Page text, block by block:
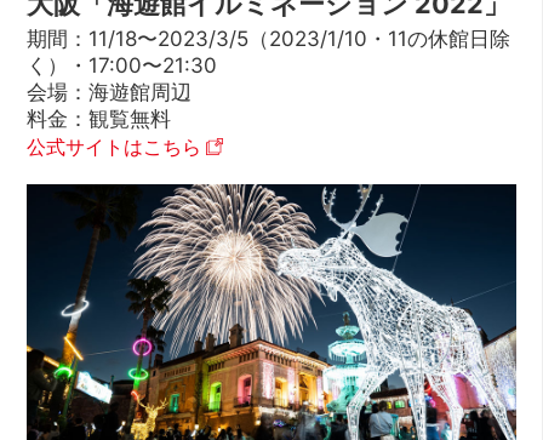
期間：11/18〜2023/3/5（2023/1/10・11の休館日除
く）・17:00〜21:30
会場：海遊館周辺
料金：観覧無料
公式サイトはこちら